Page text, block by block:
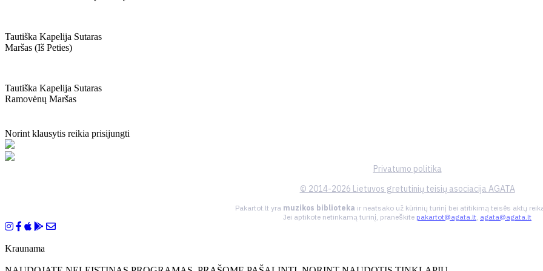
Tautiška Kapelija Sutaras
Maršas (iš Peties)
Tautiška Kapelija Sutaras
Ramovėnų Maršas
Norint klausytis reikia prisijungti
Privatumo politika
© 2014-2026 Lietuvos gretutinių teisių asociacija AGATA
Pakartot.lt yra muzikos biblioteka ir neatsako už kūrinių turinį bei atitikimą teisės aktų
Jei aptikote netinkamą turinį, praneškite pakartot@agata.lt, agata@agata.lt
Kraunama